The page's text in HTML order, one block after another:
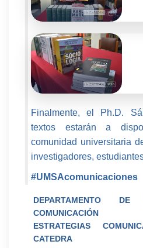
Finalmente, el Ph.D.
textos estarán a
comunidad universitaria
investigadores,
#UMSAcomunicaciones
DEPARTAMENTO
COMUNICACIÓN
ESTRATEGIAS
CATEDRA